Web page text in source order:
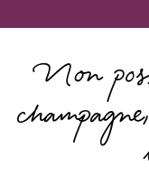
Non